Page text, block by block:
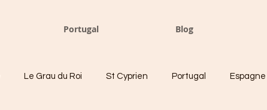
Portugal Blog
Le Grau du Roi St Cyprien Portugal Espagne